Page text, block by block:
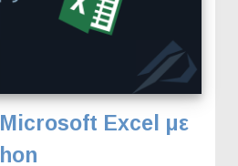
Excel με